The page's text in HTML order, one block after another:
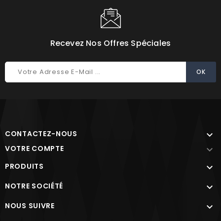
Recevez Nos Offres Spéciales
CONTACTEZ-NOUS 
VOTRE COMPTE 
PRODUITS 
NOTRE SOCIÉTÉ 
NOUS SUIVRE 